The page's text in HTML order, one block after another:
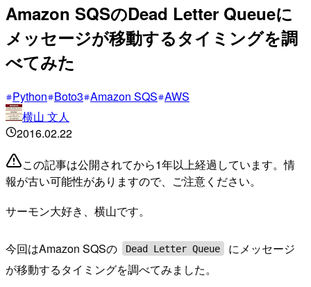
Amazon SQSのDead Letter Queueに
メッセージが移動するタイミングを調
べてみた
Python Boto3 Amazon SQS AWS
横山 文人
2016.02.22
この記事は公開されてから1年以上経過しています。情
報が古い可能性がありますので、ご注意ください。
サーモン大好き、横山です。
今回はAmazon SQSの Dead Letter Queue
にメッセージ
が移動するタイミングを調べてみました。